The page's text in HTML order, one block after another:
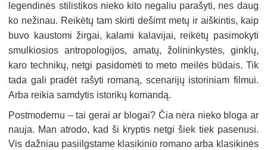
legendinės stilistikos nieko kito negaliu parašyti, nes daug
ko nežinau. Reikėtų tam skirti dešimt metų ir aiškintis, kaip
buvo kaustomi žirgai, kalami kalavijai, reikėtų pasimokyti
smulkiosios antropologijos, amatų, žolininkystės, ginklų,
karo technikų, netgi pasidomėti to meto meilės būdais. Tik
tada gali pradėt rašyti romaną, scenarijų istoriniam filmui.
Arba reikia samdytis istorikų komandą.
Postmodernu – tai gerai ar blogai? Čia nėra nieko bloga ar
nauja. Man atrodo, kad ši kryptis netgi šiek tiek pasenusi.
Vis dažniau pasiilgstame klasikinio romano arba klasikinės